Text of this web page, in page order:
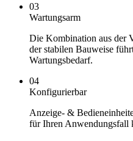
03
Wartungsarm
Die Kombination aus der
der stabilen Bauweise
Wartungsbedarf.
04
Konfigurierbar
Anzeige- &
für Ihren Anwendungsfall